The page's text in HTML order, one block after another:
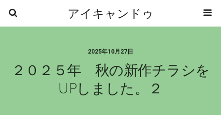
アイキャンドゥ
2025年10月27日
２０２５年 秋の新作チラシを
UPしました。２